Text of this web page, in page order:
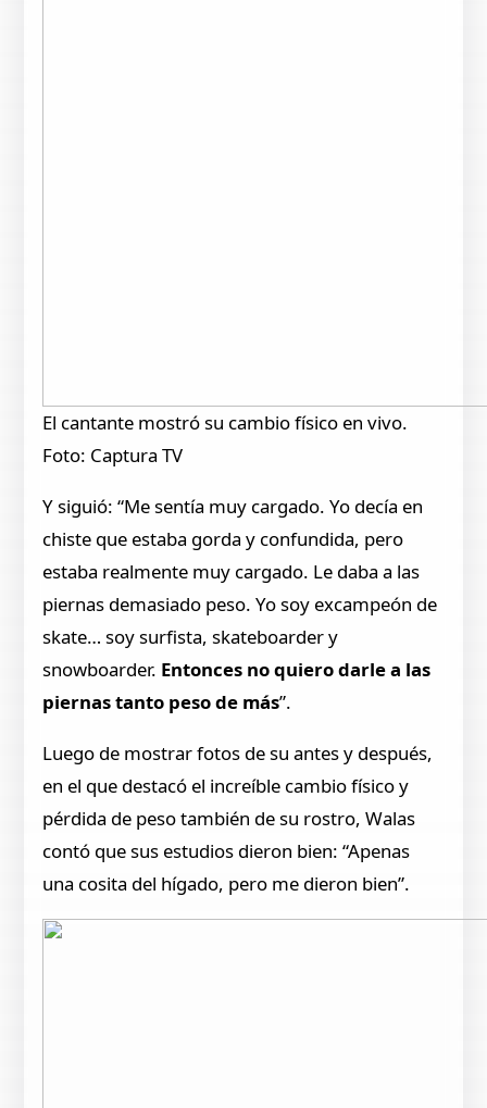
El cantante mostró su cambio físico en vivo.
Foto: Captura TV
Y siguió: “Me sentía muy cargado. Yo decía en
chiste que estaba gorda y confundida, pero
estaba realmente muy cargado. Le daba a las
piernas demasiado peso. Yo soy excampeón de
skate… soy surfista, skateboarder y
snowboarder. Entonces no quiero darle a las
piernas tanto peso de más”.
Luego de mostrar fotos de su antes y después,
en el que destacó el increíble cambio físico y
pérdida de peso también de su rostro, Walas
contó que sus estudios dieron bien: “Apenas
una cosita del hígado, pero me dieron bien”.